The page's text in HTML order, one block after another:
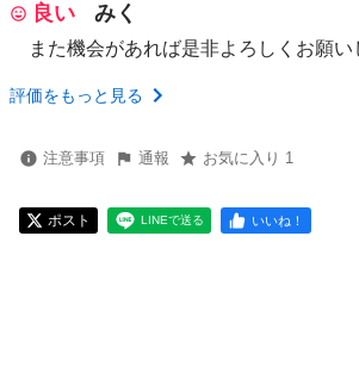
良い みく
また機会があれば是非よろしくお願い
評価をもっと見る
注意事項 通報 お気に入り 1
ポスト LINEで送る いいね！